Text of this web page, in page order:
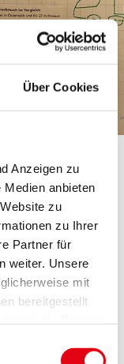
Über Cookies
Anzeigen zu
anbieten
zu
zu Ihrer
Partner für
weiter. Unsere
mit
bereitgestellt